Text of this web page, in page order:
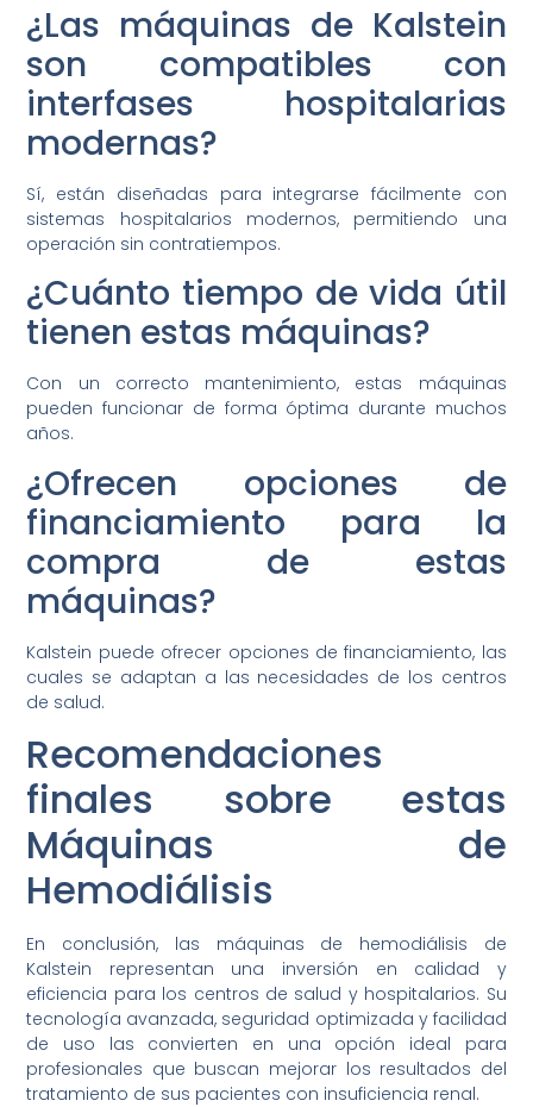
¿Las máquinas de Kalstein
son compatibles con
interfases hospitalarias
modernas?
Sí, están diseñadas para integrarse fácilmente con
sistemas hospitalarios modernos, permitiendo una
operación sin contratiempos.
¿Cuánto tiempo de vida útil
tienen estas máquinas?
Con un correcto mantenimiento, estas máquinas
pueden funcionar de forma óptima durante muchos
años.
¿Ofrecen opciones de
financiamiento para la
compra de estas
máquinas?
Kalstein puede ofrecer opciones de financiamiento, las
cuales se adaptan a las necesidades de los centros
de salud.
Recomendaciones
finales sobre estas
Máquinas de
Hemodiálisis
En conclusión, las máquinas de hemodiálisis de
Kalstein representan una inversión en calidad y
eficiencia para los centros de salud y hospitalarios. Su
tecnología avanzada, seguridad optimizada y facilidad
de uso las convierten en una opción ideal para
profesionales que buscan mejorar los resultados del
tratamiento de sus pacientes con insuficiencia renal.